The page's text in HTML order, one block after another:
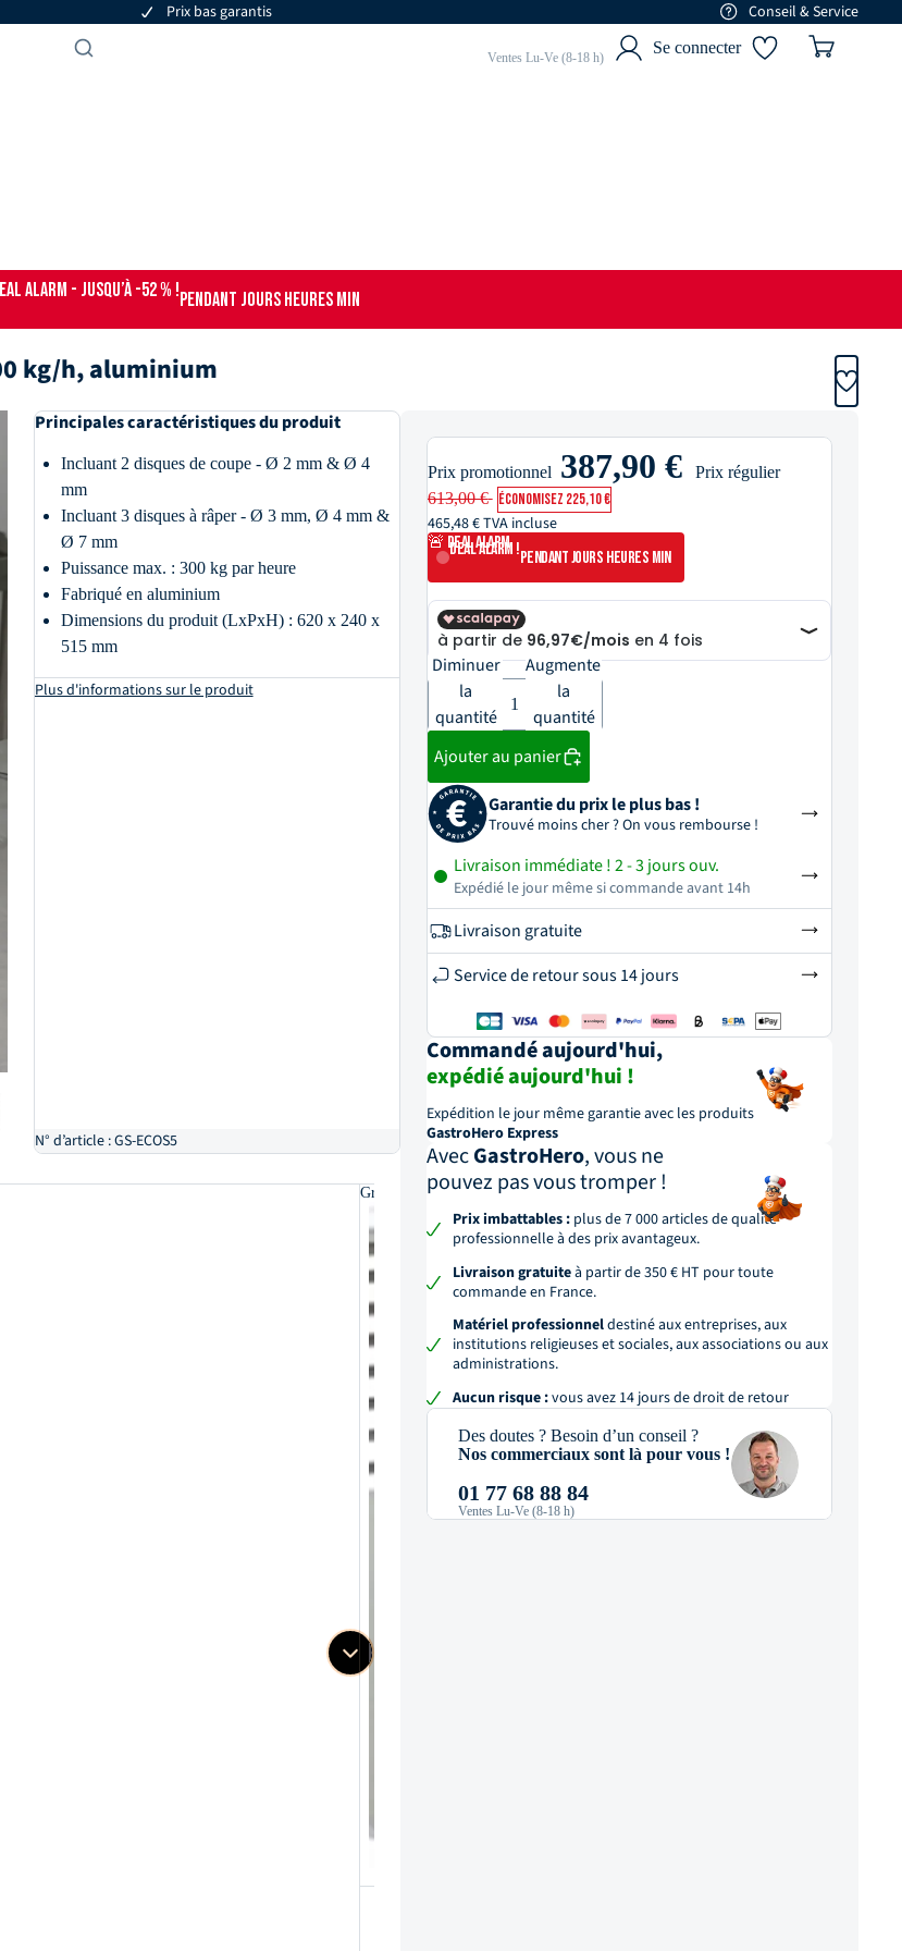
Prix bas garantis
Conseil & Service
Ventes Lu-Ve (8-18 h)
Se connecter
ALARM - jusqu’à -52 % !PENDANT JOURS HEURES MIN
kg/h, aluminium
Principales caractéristiques du produit
Incluant 2 disques de coupe - Ø 2 mm & Ø 4
mm
Incluant 3 disques à râper - Ø 3 mm, Ø 4 mm &
Ø 7 mm
Puissance max. : 300 kg par heure
Fabriqué en aluminium
Dimensions du produit (LxPxH) : 620 x 240 x
515 mm
Plus d'informations sur le produit
N° d’article : GS-ECOS5
Prix promotionnel 387,90 €
Prix régulier
613,00 €
ÉCONOMISEZ 225,10 €
465,48 € TVA incluse
🚨 DEAL ALARM
DEAL ALARM !PENDANTJOURS HEURES MIN
Diminuer
la
quantité
Augmenter
la
quantité
Ajouter au panier
Garantie du prix le plus bas !
Trouvé moins cher ? On vous rembourse !
Livraison immédiate ! 2 - 3 jours ouv.
Expédié le jour même si commande avant 14h
Livraison gratuite
Service de retour sous 14 jours
Commandé aujourd'hui,
expédié aujourd'hui !
Expédition le jour même garantie avec les produits
GastroHero Express
AvecGastroHero, vous ne
pouvez pas vous tromper !
Prix imbattables :plus de 7 000 articles de qualité
professionnelle à des prix avantageux.
Livraison gratuiteà partir de 350 € HT pour toute
commande en France.
Matériel professionneldestiné aux entreprises, aux
institutions religieuses et sociales, aux associations ou aux
administrations.
Aucun risque :vous avez 14 jours de droit de retour
Des doutes ? Besoin d’un conseil ?
Nos commerciaux sont là pour vous !
01 77 68 88 84
Ventes Lu-Ve (8-18 h)
EXPRESS
Grille à frites 10x10 PG-ECO10
GastroHero